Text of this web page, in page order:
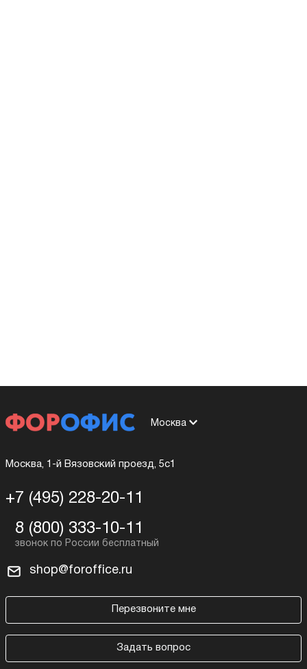
Москва
Москва, 1-й Вязовский проезд, 5с1
+7 (495) 228-20-11
8 (800) 333-10-11
shop@foroffice.ru
Перезвоните мне
Задать вопрос